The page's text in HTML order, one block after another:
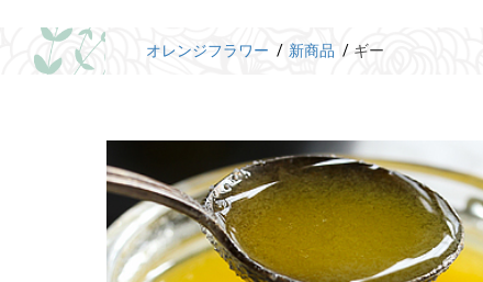
オレンジフラワー 新商品 ギー